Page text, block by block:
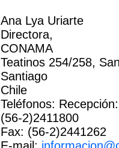
Ana Lya Uriarte
Directora,
CONAMA
Teatinos 254/258,
Santiago
Chile
Teléfonos:
(56-2)2411800
Fax: (56-2)2441262